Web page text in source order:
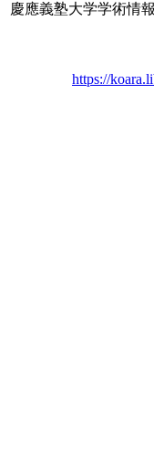
慶應義塾大学学術情
https://